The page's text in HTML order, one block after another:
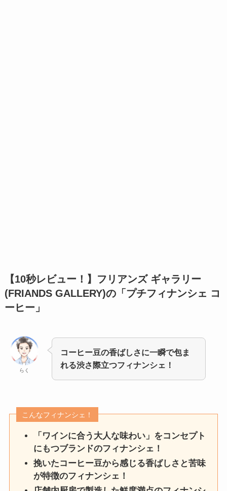
【10秒レビュー！】 フリアンズ ギャラリー
(FRIANDS GALLERY)の「 プチフィナンシェ コ
ーヒー 」
らく
コーヒー豆の香ばしさに一瞬で包ま
れる渋さ際立つフィナンシェ！
こんなフィナンシェ！
「ワインに合う大人な味わい」をコンセプト
にもつブランドのフィナンシェ！
挽いたコーヒー豆から感じる香ばしさと苦味
が特徴のフィナンシェ！